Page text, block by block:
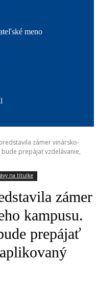
meno
zámer vinársko-
prepájať vzdelávanie,
na titulke
zámer
kampusu.
prepájať